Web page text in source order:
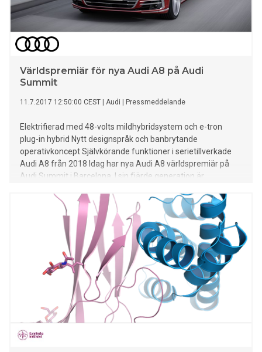
Världspremiär för nya Audi A8 på Audi
Summit
11.7.2017 12:50:00 CEST Audi Pressmeddelande
Elektrifierad med 48-volts mildhybridsystem och e-tron
plug-in hybrid Nytt designspråk och banbrytande
operativkoncept Självkörande funktioner i serietillverkade
Audi A8 från 2018 Idag har nya Audi A8 världspremiär på
Audi Summit i Barcelona. I sin fjärde generation är
Technik - med ett nytt designspråk, ett innovativt
operativkoncept och systematiskt utvecklad eldrift. Audi A8
är också den första serietillverkade bilen i världen som
utvecklats för att i hög grad vara självkörande. Från 2018
kommer Audi att steg för steg inleda serietillverkning av
självkörande funktioner vid parkering, i garage och vid
trafikköer.